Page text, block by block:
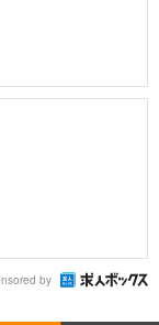
by